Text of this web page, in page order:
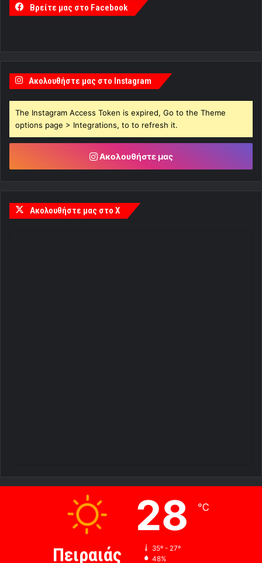
Βρείτε μας στο Facebook
Ακολουθήστε μας στο Instagram
The Instagram Access Token is expired, Go to the Theme
options page > Integrations, to to refresh it.
Ακολουθήστε μας
Ακολουθήστε μας στο X
Πειραιάς
28 ℃
35º - 27º
48%